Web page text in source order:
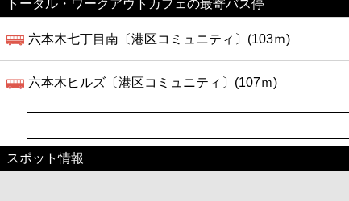
トータル・ワークアウトカフェの最寄バス停
六本木七丁目南〔港区コミュニティ〕(103ｍ)
六本木ヒルズ〔港区コミュニティ〕(107ｍ)
スポット情報